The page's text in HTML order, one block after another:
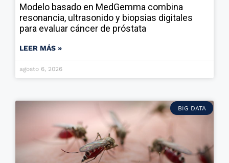
Modelo basado en MedGemma combina
resonancia, ultrasonido y biopsias digitales
para evaluar cáncer de próstata
LEER MÁS »
agosto 6, 2026
BIG DATA